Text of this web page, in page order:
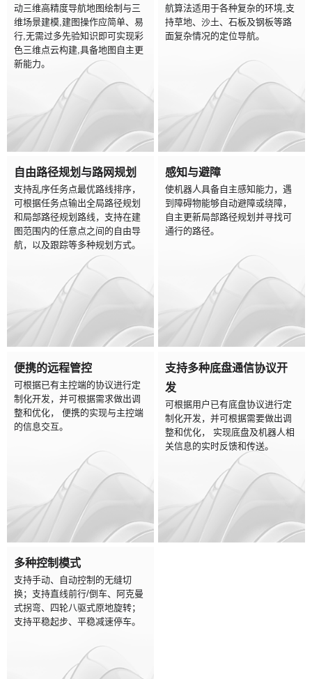
动三维高精度导航地图绘制与三
维场景建模,建图操作应简单、易
行,无需过多先验知识即可实现彩
色三维点云构建,具备地图自主更
新能力。
航算法适用于各种复杂的环境,支
持草地、沙土、石板及钢板等路
面复杂情况的定位导航。
自由路径规划与路网规划
支持乱序任务点最优路线排序，
可根据任务点输出全局路径规划
和局部路径规划路线，支持在建
图范围内的任意点之间的自由导
航，以及跟踪等多种规划方式。
感知与避障
使机器人具备自主感知能力，遇
到障碍物能够自动避障或绕障，
自主更新局部路径规划并寻找可
通行的路径。
便携的远程管控
可根据已有主控端的协议进行定
制化开发，并可根据需求做出调
整和优化， 便携的实现与主控端
的信息交互。
支持多种底盘通信协议开
发
可根据用户已有底盘协议进行定
制化开发，并可根据需要做出调
整和优化， 实现底盘及机器人相
关信息的实时反馈和传送。
多种控制模式
支持手动、自动控制的无缝切
换；支持直线前行/倒车、阿克曼
式拐弯、四轮八驱式原地旋转；
支持平稳起步、平稳减速停车。